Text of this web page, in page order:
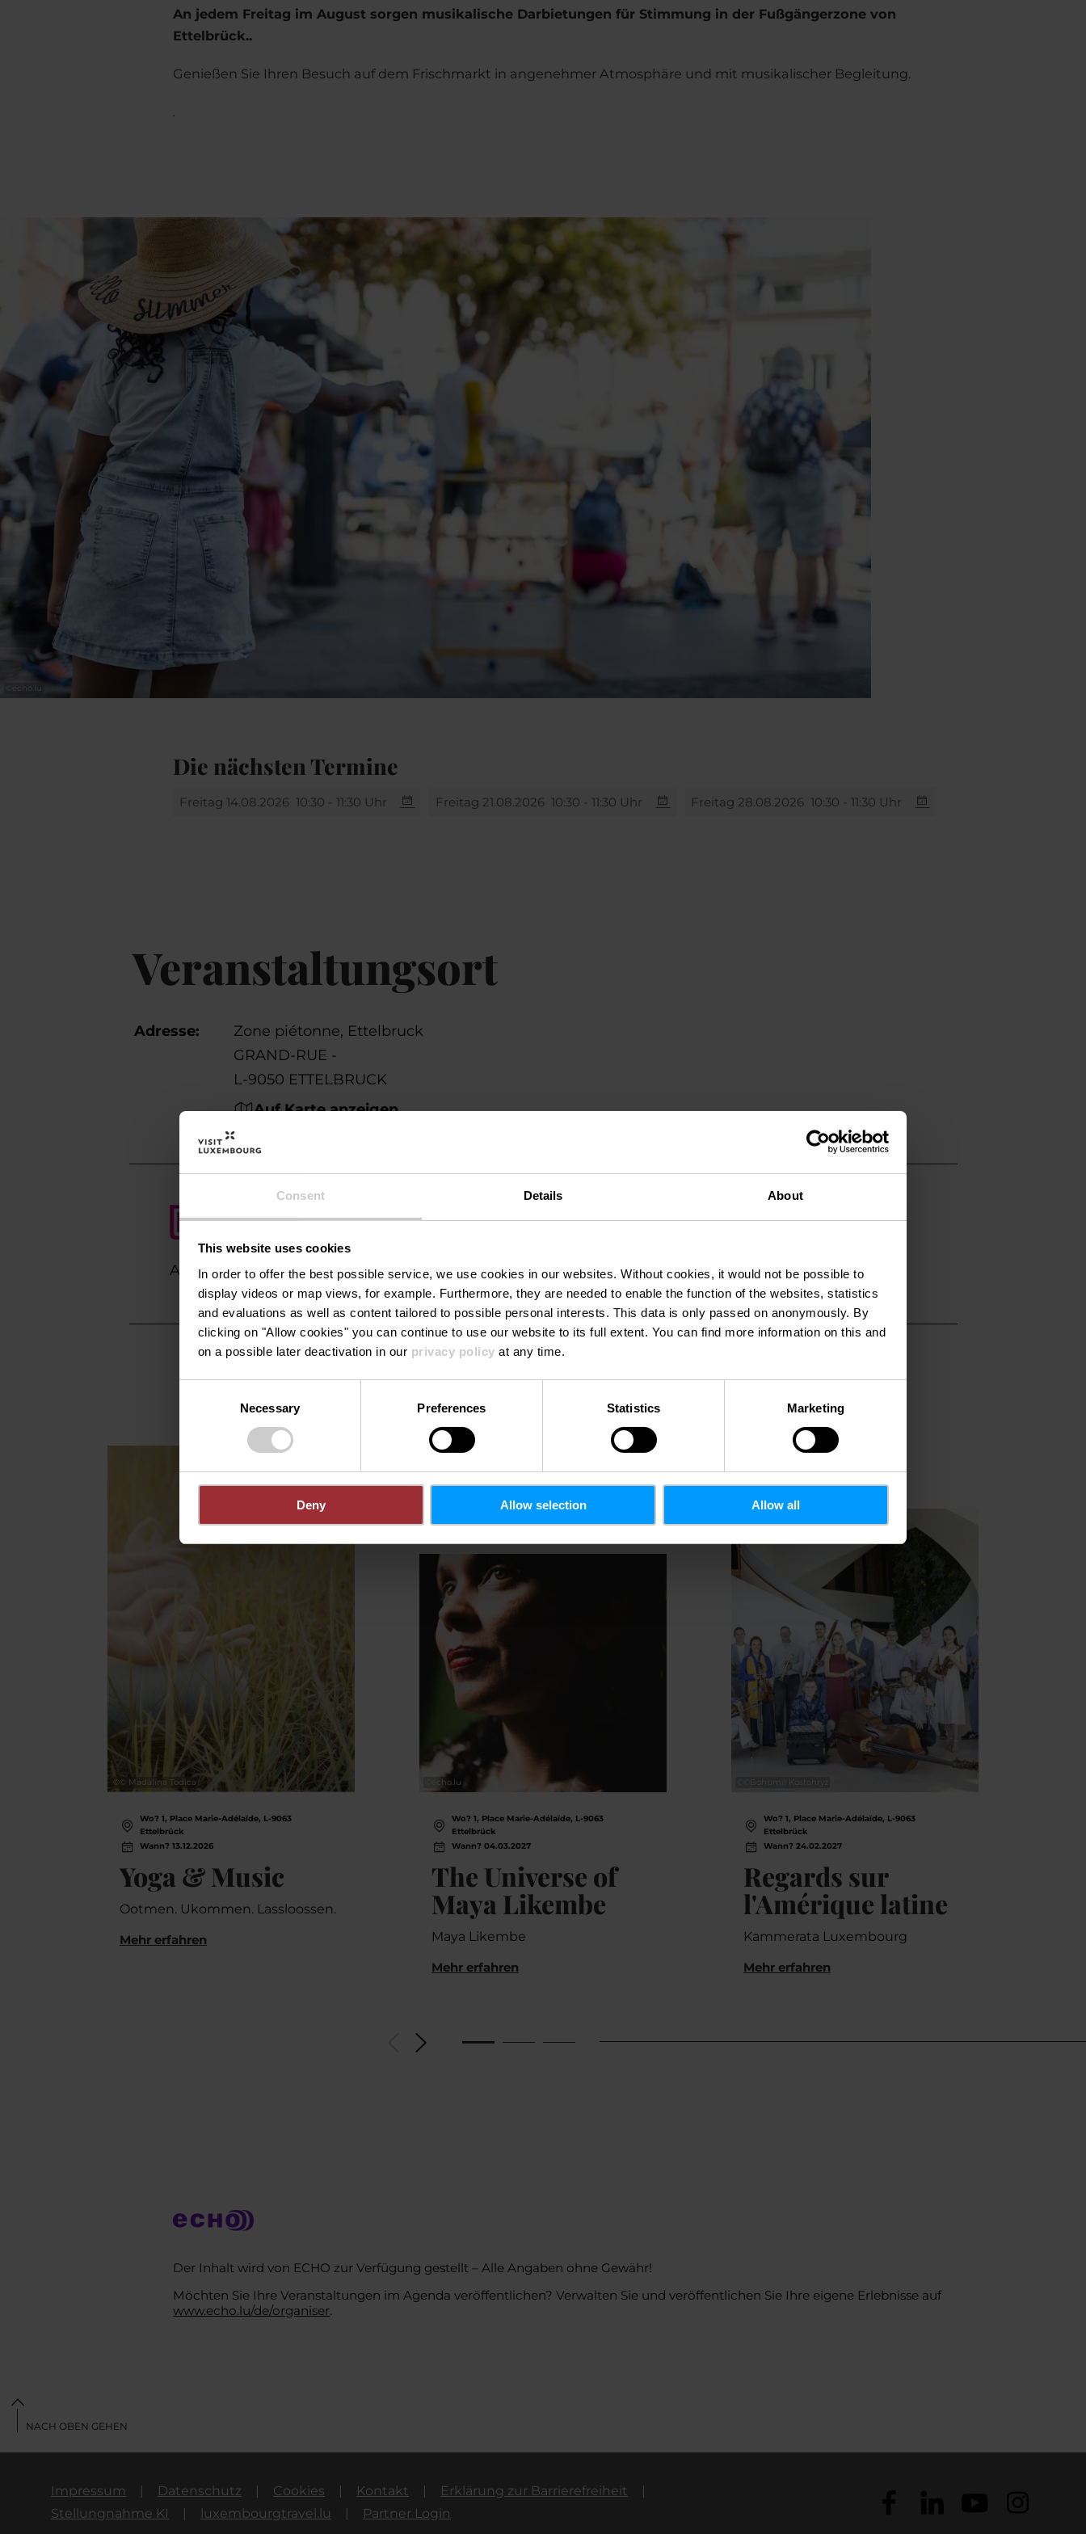
Consent Details About
This website uses cookies
In order to offer the best possible service, we use cookies in our websites. Without cookies, it would not be possible to
display videos or map views, for example. Furthermore, they are needed to enable the function of the websites, statistics
and evaluations as well as content tailored to possible personal interests. This data is only passed on anonymously. By
clicking on "Allow cookies" you can continue to use our website to its full extent. You can find more information on this and
on a possible later deactivation in our privacy policy at any time.
Necessary Preferences Statistics Marketing
Deny Allow selection Allow all
An jedem Freitag im August sorgen musikalische Darbietungen für Stimmung in der Fußgängerzone von
Ettelbrück..
Genießen Sie Ihren Besuch auf dem Frischmarkt in angenehmer Atmosphäre und mit musikalischer Begleitung.
.
echo.lu
Die nächsten Termine
Freitag 14.08.2026 10:30 - 11:30 Uhr Freitag 21.08.2026 10:30 - 11:30 Uhr Freitag 28.08.2026 10:30 - 11:30 Uhr
Veranstaltungsort
Adresse:
Zone piétonne, Ettelbruck
GRAND-RUE -
L-9050 ETTELBRUCK
Auf Karte anzeigen
Anreise planen
© © Madalina Todica
Wo? 1, Place Marie-Adélaïde, L-9063
Ettelbrück
Wann? 13.12.2026
Yoga & Music
Ootmen. Ukommen. Lassloossen.
Mehr erfahren
echo.lu
Wo? 1, Place Marie-Adélaïde, L-9063
Ettelbrück
Wann? 04.03.2027
The Universe of
Maya Likembe
Maya Likembe
Mehr erfahren
©Bohumil Kostohryz
Wo? 1, Place Marie-Adélaïde, L-9063
Ettelbrück
Wann? 24.02.2027
Regards sur
l'Amérique latine
Kammerata Luxembourg
Mehr erfahren
Der Inhalt wird von ECHO zur Verfügung gestellt – Alle Angaben ohne Gewähr!
Möchten Sie Ihre Veranstaltungen im Agenda veröffentlichen? Verwalten Sie und veröffentlichen Sie Ihre eigene Erlebnisse auf
www.echo.lu/de/organiser.
Impressum Datenschutz Cookies Kontakt
Erklärung zur Barrierefreiheit
Stellungnahme KI
luxembourgtravel.lu Partner Login
NACH OBEN GEHEN